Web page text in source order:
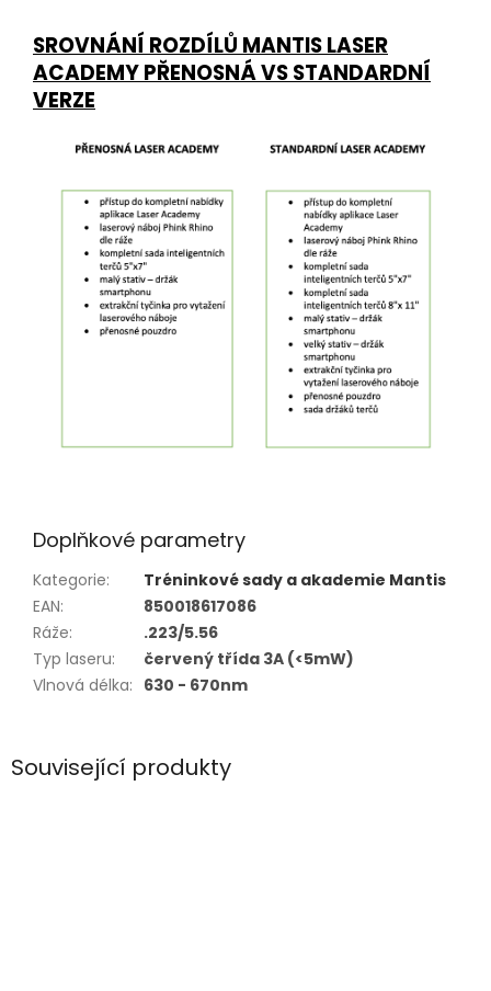
Související produkty
SROVNÁNÍ ROZDÍLŮ MANTIS LASER
ACADEMY PŘENOSNÁ VS STANDARDNÍ
VERZE
Doplňkové parametry
Kategorie:
Tréninkové sady a akademie Mantis
EAN:
850018617086
Ráže:
.223/5.56
Typ laseru:
červený třída 3A (<5mW)
Vlnová délka: 630 - 670nm